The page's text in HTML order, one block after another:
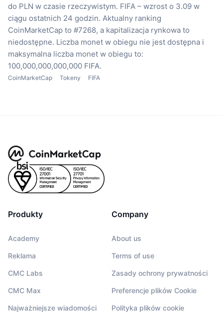
do PLN w czasie rzeczywistym. FIFA – wzrost o 3.09 w
ciągu ostatnich 24 godzin. Aktualny ranking
CoinMarketCap to #7268, a kapitalizacja rynkowa to
niedostępne. Liczba monet w obiegu nie jest dostępna i
maksymalna liczba monet w obiegu to:
100,000,000,000,000 FIFA.
CoinMarketCap Tokeny FIFA
Produkty
Academy
Reklama
CMC Labs
CMC Max
Najważniejsze wiadomości
Company
About us
Terms of use
Zasady ochrony prywatności
Preferencje plików Cookie
Polityka plików cookie